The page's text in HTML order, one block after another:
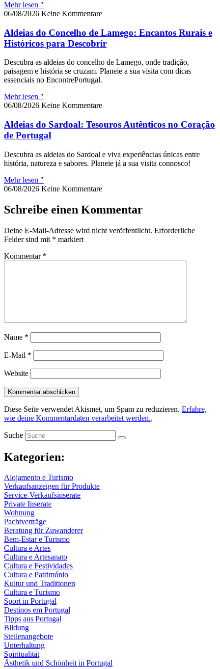
Mehr lesen "
06/08/2026 Keine Kommentare
Aldeias do Concelho de Lamego: Encantos Rurais e
Históricos para Descobrir
Descubra as aldeias do concelho de Lamego, onde tradição,
paisagem e história se cruzam. Planeie a sua visita com dicas
essenciais no EncontrePortugal.
Mehr lesen "
06/08/2026 Keine Kommentare
Aldeias do Sardoal: Tesouros Autênticos no Coração
de Portugal
Descubra as aldeias do Sardoal e viva experiências únicas entre
história, natureza e sabores. Planeie já a sua visita connosco!
Mehr lesen "
06/08/2026 Keine Kommentare
Schreibe einen Kommentar
Deine E-Mail-Adresse wird nicht veröffentlicht. Erforderliche
Felder sind mit * markiert
Kommentar *
Name *
E-Mail *
Website
Diese Seite verwendet Akismet, um Spam zu reduzieren. Erfahre,
wie deine Kommentardaten verarbeitet werden..
Suche
Kategorien:
Alojamento e Turismo
Verkaufsanzeigen für Produkte
Service-Verkaufsinserate
Private Inserate
Wohnung
Pachtverträge
Beratung für Zuwanderer
Bem-Estar e Turismo
Cultura e Artes
Cultura e Artesanato
Cultura e Festividades
Cultura e Património
Kultur und Traditionen
Cultura e Turismo
Sport in Portugal
Destinos em Portugal
Tipps aus Portugal
Bildung
Stellenangebote
Unterhaltung
Spiritualität
Ästhetik und Schönheit in Portugal